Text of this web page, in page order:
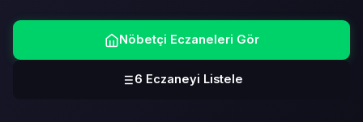
Nöbetçi Eczaneleri Gör
6 Eczaneyi Listele